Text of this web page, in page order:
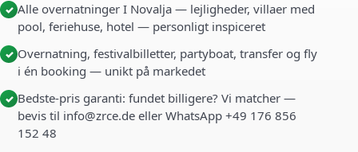
✓ Alle overnatninger I Novalja — lejligheder, villaer med
pool, feriehuse, hotel — personligt inspiceret
✓ Overnatning, festivalbilletter, partyboat, transfer og fly
i én booking — unikt på markedet
✓ Bedste-pris garanti: fundet billigere? Vi matcher —
bevis til info@zrce.de eller WhatsApp +49 176 856
152 48